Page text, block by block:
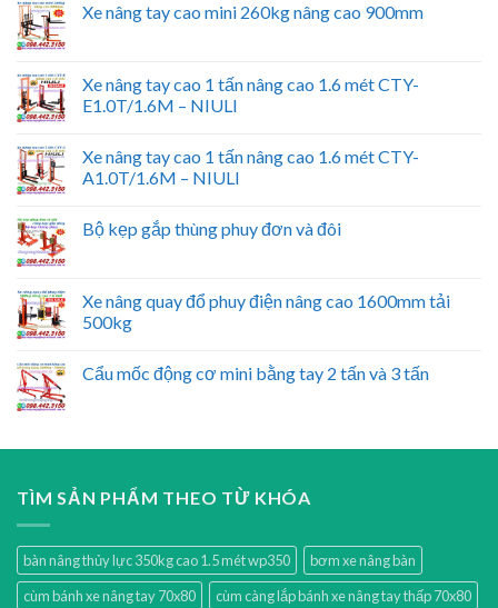
Xe nâng tay cao mini 260kg nâng cao 900mm
Xe nâng tay cao 1 tấn nâng cao 1.6 mét CTY-
E1.0T/1.6M – NIULI
Xe nâng tay cao 1 tấn nâng cao 1.6 mét CTY-
A1.0T/1.6M – NIULI
Bộ kẹp gắp thùng phuy đơn và đôi
Xe nâng quay đổ phuy điện nâng cao 1600mm tải
500kg
Cẩu mốc động cơ mini bằng tay 2 tấn và 3 tấn
TÌM SẢN PHẨM THEO TỪ KHÓA
bàn nâng thủy lực 350kg cao 1.5 mét wp350
bơm xe nâng bàn
cùm bánh xe nâng tay 70x80
cùm càng lắp bánh xe nâng tay thấp 70x80